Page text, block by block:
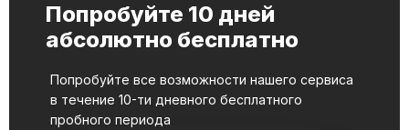
Попробуйте 10 дней
абсолютно бесплатно
Попробуйте все возможности нашего сервиса
в течение 10-ти дневного бесплатного
пробного периода